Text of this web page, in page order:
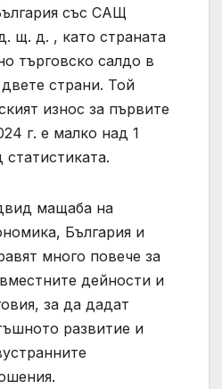
със САЩ
щ. д. , като страната
търговско салдо в
страни. Той
износ за първите
г. е малко над 1
мащаба на
България и
много повече за
дейности и
за да дадат
развитие и